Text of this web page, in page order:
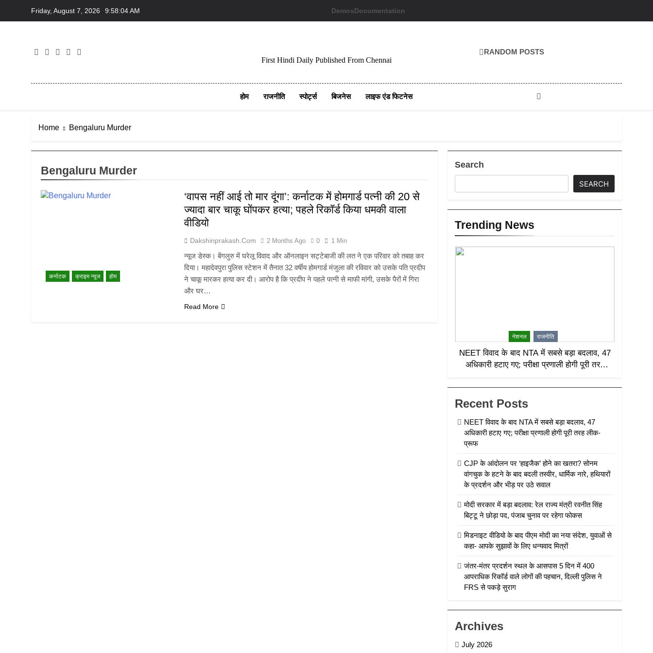
Friday, August 7, 2026 9:58:04 AM DemosDocumentation
First Hindi Daily Published From Chennai
RANDOM POSTS
होम राजनीति स्पोर्ट्स बिजनेस लाइफ एंड फिटनेस
Home Bengaluru Murder
Bengaluru Murder
कर्नाटक क्राइम न्यूज होम
‘वापस नहीं आई तो मार दूंगा’: कर्नाटक में होमगार्ड पत्नी की 20 से
ज्यादा बार चाकू घोंपकर हत्या; पहले रिकॉर्ड किया धमकी वाला
वीडियो
Dakshinprakash.com 2 Months Ago 0 1 Min
न्यूज डेस्क। बेंगलुरु में घरेलू विवाद और ऑनलाइन सट्टेबाजी की लत ने एक परिवार को तबाह कर
दिया। महादेवपुरा पुलिस स्टेशन में तैनात 32 वर्षीय होमगार्ड मंजुला की रविवार को उसके पति प्रदीप
ने चाकू मारकर हत्या कर दी। आरोप है कि प्रदीप ने पहले पत्नी से माफी मांगी, उसके पैरों में गिरा
और घर…
Read More
Search
SEARCH
Trending News
नेशनल राजनीति
NEET विवाद के बाद NTA में सबसे बड़ा बदलाव, 47
अधिकारी हटाए गए; परीक्षा प्रणाली होगी पूरी तरह
Recent Posts
NEET विवाद के बाद NTA में सबसे बड़ा बदलाव, 47
अधिकारी हटाए गए; परीक्षा प्रणाली होगी पूरी तरह लीक-
प्रूफ
CJP के आंदोलन पर ‘हाइजैक’ होने का खतरा? सोनम
वांगचुक के हटने के बाद बदली तस्वीर, धार्मिक नारे, हथियारों
के प्रदर्शन और भीड़ पर उठे सवाल
मोदी सरकार में बड़ा बदलाव: रेल राज्य मंत्री रवनीत सिंह
बिट्टू ने छोड़ा पद, पंजाब चुनाव पर रहेगा फोकस
मिडनाइट वीडियो के बाद पीएम मोदी का नया संदेश, युवाओं से
कहा- आपके सुझावों के लिए धन्यवाद मित्रों
जंतर-मंतर प्रदर्शन स्थल के आसपास 5 दिन में 400
आपराधिक रिकॉर्ड वाले लोगों की पहचान, दिल्ली पुलिस ने
FRS से पकड़े सुराग
Archives
July 2026